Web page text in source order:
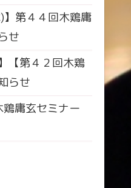
】第４４回木鶏庸
せ
【第４２回木鶏
らせ
庸玄セミナー